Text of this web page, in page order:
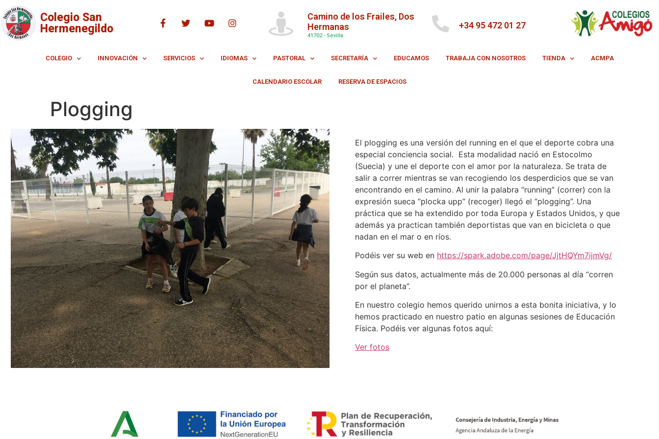
Colegio San
Hermenegildo
Camino de los Frailes, Dos
Hermanas
41702 - Sevilla
+34 95 472 01 27
COLEGIO INNOVACIÓN SERVICIOS IDIOMAS PASTORAL SECRETARÍA EDUCAMOS TRABAJA CON NOSOTROS TIENDA ACMPA
CALENDARIO ESCOLAR RESERVA DE ESPACIOS
Plogging
El plogging es una versión del running en el que el deporte cobra una
especial conciencia social. Esta modalidad nació en Estocolmo
(Suecia) y une el deporte con el amor por la naturaleza. Se trata de
salir a correr mientras se van recogiendo los desperdicios que se van
encontrando en el camino. Al unir la palabra “running” (correr) con la
expresión sueca “plocka upp” (recoger) llegó el “plogging”. Una
práctica que se ha extendido por toda Europa y Estados Unidos, y que
además ya practican también deportistas que van en bicicleta o que
nadan en el mar o en ríos.
Podéis ver su web en https://spark.adobe.com/page/JjtHQYm7ijmVg/
Según sus datos, actualmente más de 20.000 personas al día “corren
por el planeta”.
En nuestro colegio hemos querido unirnos a esta bonita iniciativa, y lo
hemos practicado en nuestro patio en algunas sesiones de Educación
Física. Podéis ver algunas fotos aquí:
Ver fotos